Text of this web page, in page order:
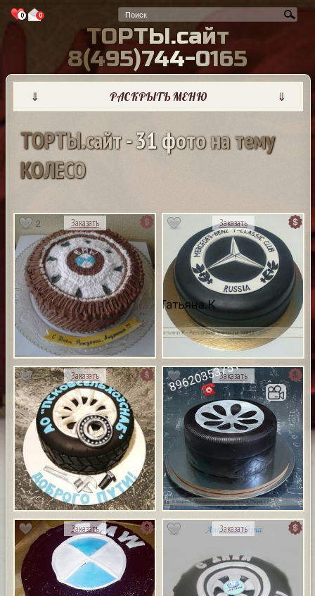
0 0
ТОРТЫ.сайт
8(495)744-0165
⇓ РАСКРЫТЬ МЕНЮ ⇓
ТОРТЫ.сайт-31фотонатему
КОЛЕСО
2 Заказать Заказать
Заказать Заказать
Заказать Заказать